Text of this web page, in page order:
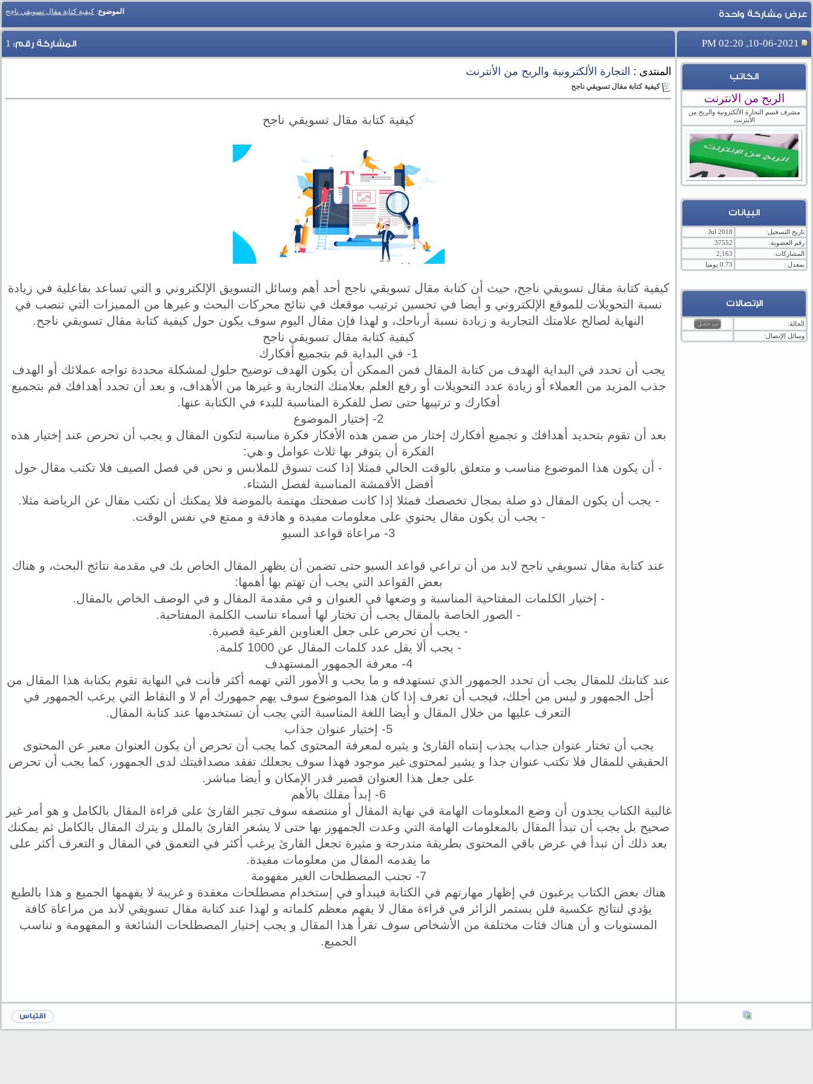
الموضوع: كيفية كتابة مقال تسويقي ناجح عرض مشاركة واحدة
10-06-2021, 02:20 PM المشاركة رقم: 1
الكاتب
الربح من الانترنت
مشرف قسم التجارة الألكترونية والربح من
الأنترنت
البيانات
تاريخ التسجيل:
Jul 2018
رقم العضوية:
37552
المشاركات:
2,163
بمعدل :
0.73 يوميا
الإتصالات
الحالة:
وسائل الإتصال:
المنتدى : التجارة الألكترونية والربح من الأنترنت
كيفية كتابة مقال تسويقي ناجح
كيفية كتابة مقال تسويقي ناجح
كيفية كتابة مقال تسويقي ناجح، حيث أن كتابة مقال تسويقي ناجح أحد أهم وسائل التسويق الإلكتروني و التي تساعد بفاعلية في زيادة
نسبة التحويلات للموقع الإلكتروني و أيضا في تحسين ترتيب موقعك في نتائج محركات البحث و غيرها من المميزات التي تنصب في
النهاية لصالح علامتك التجارية و زيادة نسبة أرباحك، و لهذا فإن مقال اليوم سوف يكون حول كيفية كتابة مقال تسويقي ناجح.
كيفية كتابة مقال تسويقي ناجح
1- في البداية قم بتجميع أفكارك
يجب أن تحدد في البداية الهدف من كتابة المقال فمن الممكن أن يكون الهدف توضيح حلول لمشكلة محددة تواجه عملائك أو الهدف
جذب المزيد من العملاء أو زيادة عدد التحويلات أو رفع العلم بعلامتك التجارية و غيرها من الأهداف، و بعد أن تحدد أهدافك قم بتجميع
أفكارك و ترتيبها حتى تصل للفكرة المناسبة للبدء في الكتابة عنها.
2- إختيار الموضوع
بعد أن تقوم بتحديد أهدافك و تجميع أفكارك إختار من ضمن هذه الأفكار فكرة مناسبة لتكون المقال و يجب أن تحرص عند إختيار هذه
الفكرة أن يتوفر بها ثلاث عوامل و هي:
- أن يكون هذا الموضوع مناسب و متعلق بالوقت الحالي فمثلا إذا كنت تسوق للملابس و نحن في فصل الصيف فلا تكتب مقال حول
أفضل الأقمشة المناسبة لفصل الشتاء.
- يجب أن يكون المقال ذو صلة بمجال تخصصك فمثلا إذا كانت صفحتك مهتمة بالموضة فلا يمكنك أن تكتب مقال عن الرياضة مثلا.
- يجب أن يكون مقال يحتوي على معلومات مفيدة و هادفة و ممتع في نفس الوقت.
3- مراعاة قواعد السيو
عند كتابة مقال تسويقي ناجح لابد من أن تراعي قواعد السيو حتى تضمن أن يظهر المقال الخاص بك في مقدمة نتائج البحث، و هناك
بعض القواعد التي يجب أن تهتم بها أهمها:
- إختيار الكلمات المفتاحية المناسبة و وضعها في العنوان و في مقدمة المقال و في الوصف الخاص بالمقال.
- الصور الخاصة بالمقال يجب أن تختار لها أسماء تناسب الكلمة المفتاحية.
- يجب أن تحرص على جعل العناوين الفرعية قصيرة.
- يجب ألا يقل عدد كلمات المقال عن 1000 كلمة.
4- معرفة الجمهور المستهدف
عند كتابتك للمقال يجب أن تحدد الجمهور الذي تستهدفه و ما يحب و الأمور التي تهمه أكثر فأنت في النهاية تقوم بكتابة هذا المقال من
أجل الجمهور و ليس من أجلك، فيجب أن تعرف إذا كان هذا الموضوع سوف يهم جمهورك أم لا و النقاط التي يرغب الجمهور في
التعرف عليها من خلال المقال و أيضا اللغة المناسبة التي يجب أن تستخدمها عند كتابة المقال.
5- إختيار عنوان جذاب
يجب أن تختار عنوان جذاب يجذب إنتباه القارئ و يثيره لمعرفة المحتوى كما يجب أن تحرص أن يكون العنوان معبر عن المحتوى
الحقيقي للمقال فلا تكتب عنوان جذا و يشير لمحتوى غير موجود فهذا سوف يجعلك تفقد مصداقيتك لدى الجمهور، كما يجب أن تحرص
على جعل هذا العنوان قصير قدر الإمكان و أيضا مباشر.
6- إبدأ مقلك بالأهم
غالبية الكتاب يجدون أن وضع المعلومات الهامة في نهاية المقال أو منتصفه سوف تجبر القارئ على قراءة المقال بالكامل و هو أمر غير
صحيح بل يجب أن تبدأ المقال بالمعلومات الهامة التي وعدت الجمهور بها حتى لا يشعر القارئ بالملل و يترك المقال بالكامل ثم يمكنك
بعد ذلك أن تبدأ في عرض باقي المحتوى بطريقة متدرجة و مثيرة تجعل القارئ يرغب أكثر في التعمق في المقال و التعرف أكثر على
ما يقدمه المقال من معلومات مفيدة.
7- تجنب المصطلحات الغير مفهومة
هناك بعض الكتاب يرغبون في إظهار مهارتهم في الكتابة فيبدأو في إستخدام مصطلحات معقدة و غريبة لا يفهمها الجميع و هذا بالطبع
يؤدي لنتائج عكسية فلن يستمر الزائر في قراءة مقال لا يفهم معظم كلماته و لهذا عند كتابة مقال تسويقي لابد من مراعاة كافة
المستويات و أن هناك فئات مختلفة من الأشخاص سوف تقرأ هذا المقال و يجب إختيار المصطلحات الشائعة و المفهومة و تناسب
الجميع.